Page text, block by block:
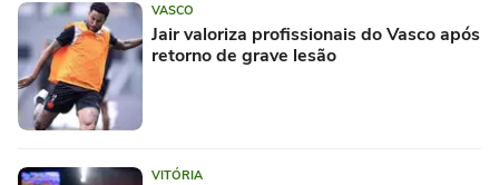
VASCO
Jair valoriza profissionais do Vasco após
retorno de grave lesão
VITÓRIA